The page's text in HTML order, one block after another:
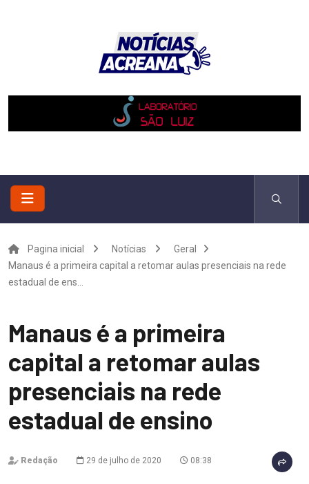
Pagina inicial Notícias
Geral
Manaus é a primeira capital a retomar aulas presenciais na rede
estadual de ens...
Manaus é a primeira
capital a retomar aulas
presenciais na rede
estadual de ensino
Redação 29 de julho de 2020 08:38